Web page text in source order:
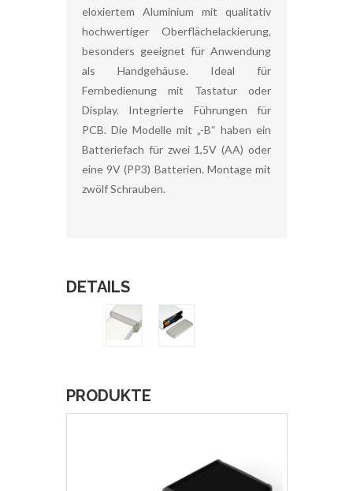
eloxiertem Aluminium mit qualitativ
hochwertiger Oberflächelackierung,
besonders geeignet für Anwendung
als Handgehäuse. Ideal für
Fernbedienung mit Tastatur oder
Display. Integrierte Führungen für
PCB. Die Modelle mit „-B“ haben ein
Batteriefach für zwei 1,5V (AA) oder
eine 9V (PP3) Batterien. Montage mit
zwölf Schrauben.
DETAILS
PRODUKTE